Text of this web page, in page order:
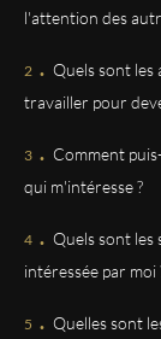
que je réalise
consulter
discute avec
je suis mieux
gentillesse et
conseils.
m'apportes.
l'attention des
. Quels sont les
travailler pour
. Comment
qui m'intéresse ?
. Quels sont
intéressée par moi
. Quelles sont